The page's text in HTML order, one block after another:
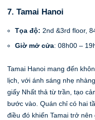
7. Tamai Hanoi
Tọa độ: 2nd &3rd floor,
Giờ mở cửa: 08h00 –
Tamai Hanoi mang đến
lịch, với ánh sáng nhẹ
giấy Nhất thả từ trần, tạo
bước vào. Quán chỉ có hai
điều đó khiến Tamai trở